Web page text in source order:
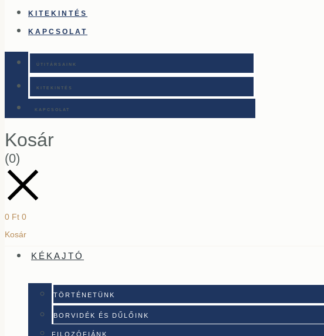
KITEKINTÉS
KAPCSOLAT
ÚTITÁRSAINK
KITEKINTÉS
KAPCSOLAT
Kosár
(0)
0 Ft 0
Kosár
KÉKAJTÓ
TÖRTÉNETÜNK
BORVIDÉK ÉS DŰLŐINK
FILOZÓFIÁNK